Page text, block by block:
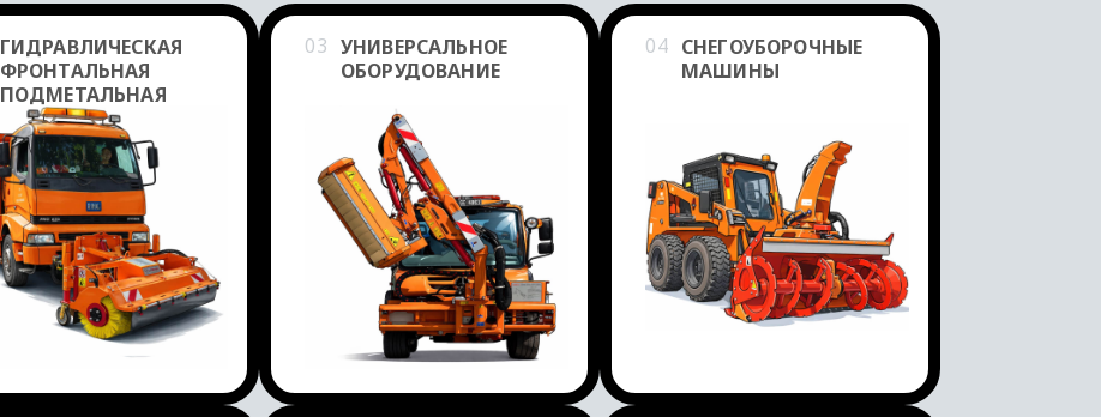
ГИДРАВЛИЧЕСКАЯ
ФРОНТАЛЬНАЯ
ПОДМЕТАЛЬНАЯ
МАШИНА
03 УНИВЕРСАЛЬНОЕ
ОБОРУДОВАНИЕ
04 СНЕГОУБОРОЧНЫЕ
МАШИНЫ